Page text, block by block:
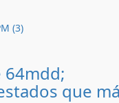
64mdd;
que